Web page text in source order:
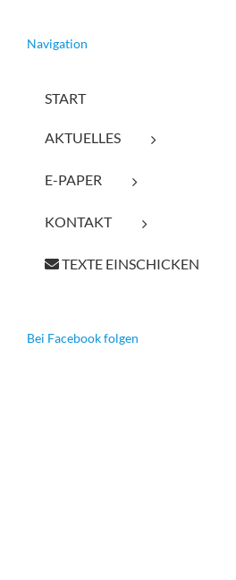
Navigation
START
AKTUELLES
E-PAPER
KONTAKT
TEXTE EINSCHICKEN
Bei Facebook folgen